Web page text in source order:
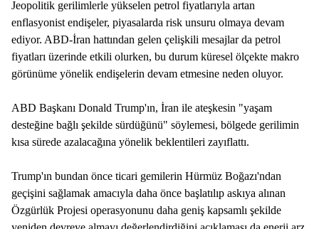
Jeopolitik gerilimlerle yükselen petrol fiyatlarıyla artan
enflasyonist endişeler, piyasalarda risk unsuru olmaya devam
ediyor. ABD-İran hattından gelen çelişkili mesajlar da petrol
fiyatları üzerinde etkili olurken, bu durum küresel ölçekte makro
görünüme yönelik endişelerin devam etmesine neden oluyor.
ABD Başkanı Donald Trump'ın, İran ile ateşkesin "yaşam
desteğine bağlı şekilde sürdüğünü" söylemesi, bölgede gerilimin
kısa sürede azalacağına yönelik beklentileri zayıflattı.
Trump'ın bundan önce ticari gemilerin Hürmüz Boğazı'ndan
geçişini sağlamak amacıyla daha önce başlatılıp askıya alınan
Özgürlük Projesi operasyonunu daha geniş kapsamlı şekilde